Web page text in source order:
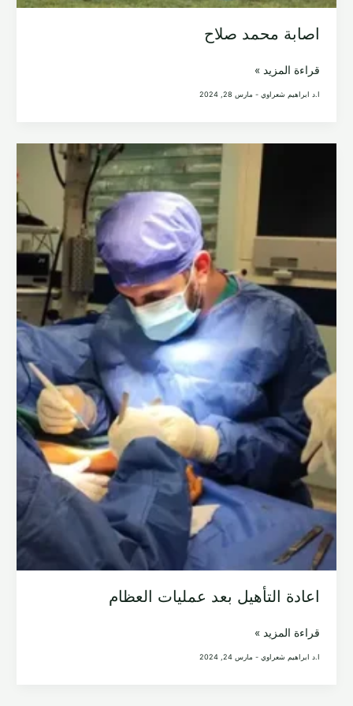
اصابة محمد صلاح
اصابة
محمد
قراءة المزيد »
ا.د ابراهيم شعراوي - مارس 28, 2024
اعادة التأهيل بعد عمليات العظام
اعادة
التأهيل
قراءة المزيد »
ا.د ابراهيم شعراوي - مارس 24, 2024